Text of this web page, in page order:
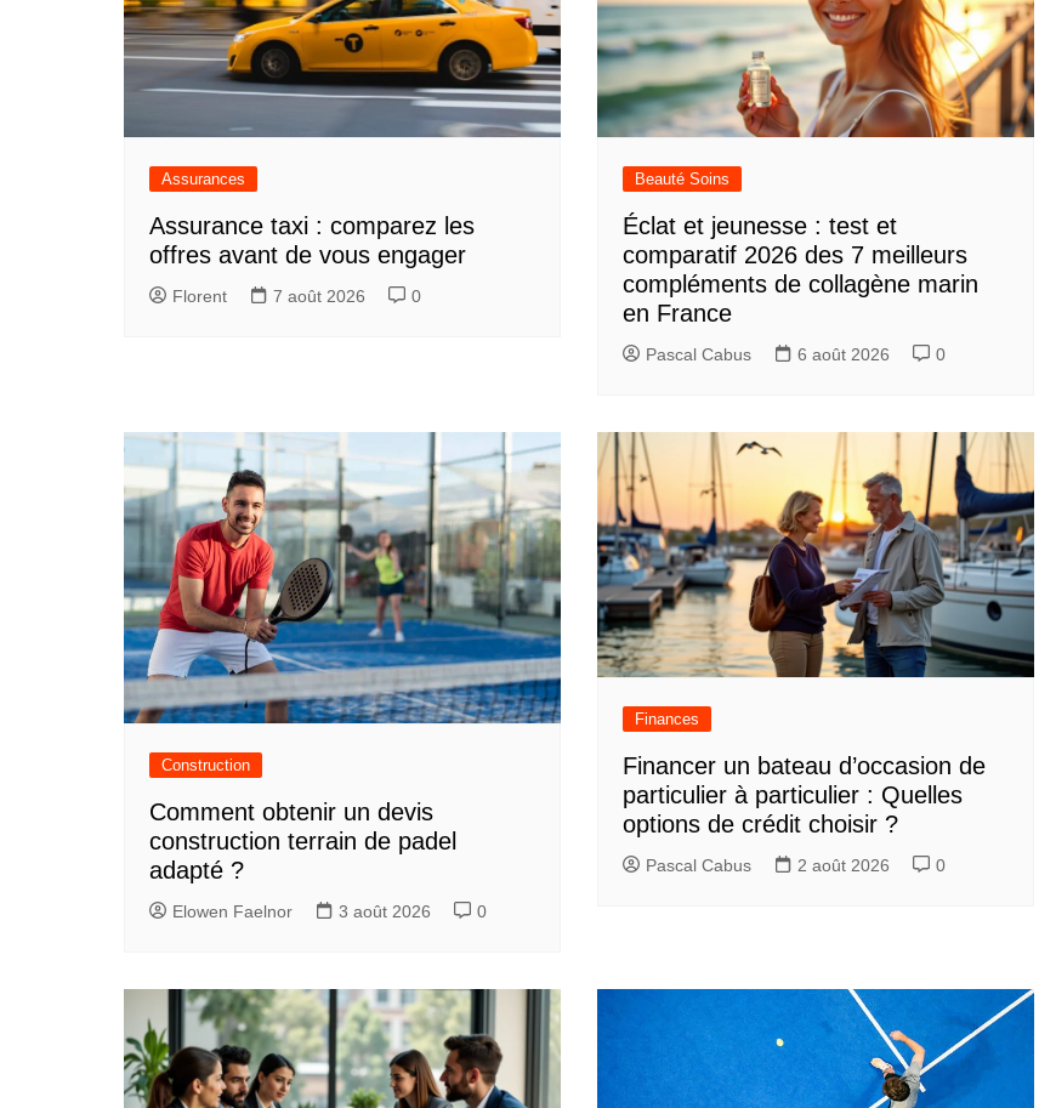
Assurances
Assurance taxi : comparez les
offres avant de vous engager
Florent 7 août 2026 0
Beauté Soins
Éclat et jeunesse : test et
comparatif 2026 des 7 meilleurs
compléments de collagène marin
en France
Pascal Cabus 6 août 2026 0
Construction
Comment obtenir un devis
construction terrain de padel
adapté ?
Elowen Faelnor 3 août 2026 0
Finances
Financer un bateau d’occasion de
particulier à particulier : Quelles
options de crédit choisir ?
Pascal Cabus 2 août 2026 0